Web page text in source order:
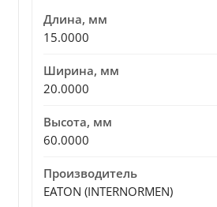
Длина, мм
15.0000
Ширина, мм
20.0000
Высота, мм
60.0000
Производитель
EATON (INTERNORMEN)